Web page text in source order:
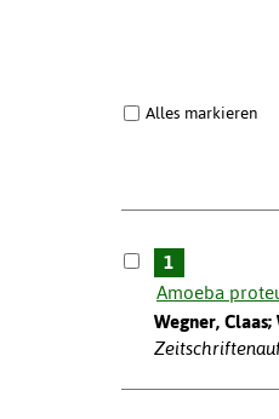
Alles markieren
1
Amoeba
Wegner,